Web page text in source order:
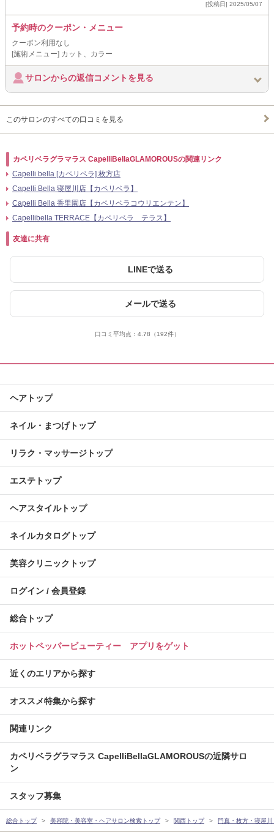
[投稿日] 2025/05/07
予約時のクーポン・メニュー
クーポン利用なし
[施術メニュー] カット、カラー
サロンからの返信コメントを見る
このサロンのすべての口コミを見る
カペリベラグラマラス CapelliBellaGLAMOROUSの関連リンク
Capelli bella [カペリベラ] 枚方店
Capelli Bella 寝屋川店【カペリベラ】
Capelli Bella 香里園店【カペリベラコウリエンテン】
Capellibella TERRACE【カペリベラ テラス】
友達に共有
LINEで送る
メールで送る
口コミ平均点： 4.78 （192件）
ヘアトップ
ネイル・まつげトップ
リラク・マッサージトップ
エステトップ
ヘアスタイルトップ
ネイルカタログトップ
美容クリニックトップ
ログイン / 会員登録
総合トップ
ホットペッパービューティー アプリをゲット
近くのエリアから探す
オススメ特集から探す
関連リンク
カペリベラグラマラス CapelliBellaGLAMOROUSの近隣サロ
ン
スタッフ募集
総合トップ 美容院・美容室・ヘアサロン検索トップ 関西トップ 門真・枚方・寝屋